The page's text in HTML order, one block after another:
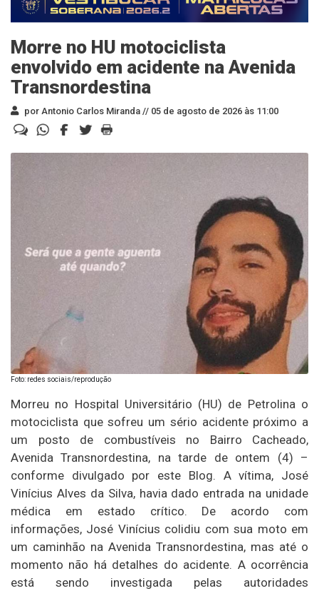
Morre no HU motociclista
envolvido em acidente na Avenida
Transnordestina
por Antonio Carlos Miranda // 05 de agosto de 2026 às 11:00
Foto: redes sociais/reprodução
Morreu no Hospital Universitário (HU) de Petrolina o
motociclista que sofreu um sério acidente próximo a
um posto de combustíveis no Bairro Cacheado,
Avenida Transnordestina, na tarde de ontem (4) –
conforme divulgado por este Blog. A vítima, José
Vinícius Alves da Silva, havia dado entrada na unidade
médica em estado crítico. De acordo com
informações, José Vinícius colidiu com sua moto em
um caminhão na Avenida Transnordestina, mas até o
momento não há detalhes do acidente. A ocorrência
está sendo investigada pelas autoridades